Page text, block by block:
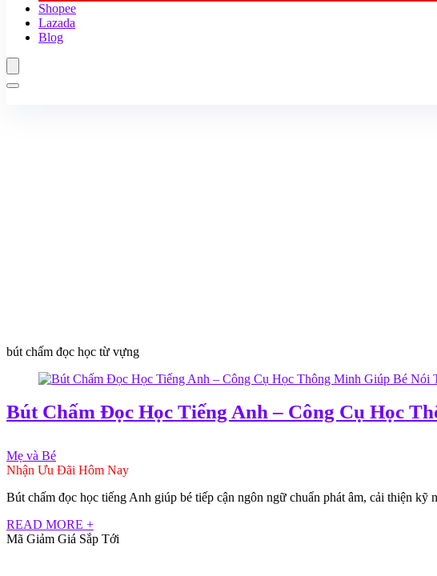
Shopee
Lazada
Blog
bút chấm đọc học từ vựng
Bút Chấm Đọc Học Tiếng Anh – Công Cụ Học
Mẹ và Bé
Nhận Ưu Đãi Hôm Nay
Bút chấm đọc học tiếng Anh giúp bé tiếp cận ngôn ngữ chuẩn phát âm, cải thiện
READ MORE +
Mã Giảm Giá Sắp Tới